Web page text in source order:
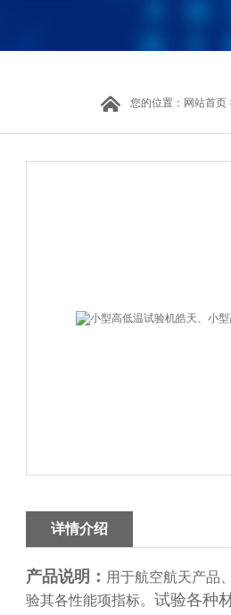
您的位置： 网站首页
详情介绍
产品说明： 用于航空航天产品
验其各性能项指标。 试验各种